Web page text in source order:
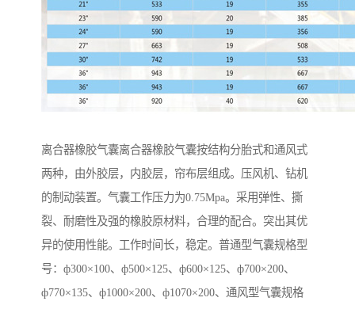
离合器橡胶气囊离合器橡胶气囊按结构分胎式和通风式
两种，由外胶层，内胶层，帘布层组成。压风机、钻机
的制动装置。气囊工作压力为0.75Mpa。采用弹性、撕
裂、耐磨性及强的橡胶原材料，合理的配合。突出其优
异的使用性能。工作时间长，稳定。普通型气囊规格型
号：ф300×100、ф500×125、ф600×125、ф700×200、
ф770×135、ф1000×200、ф1070×200、通风型气囊规格